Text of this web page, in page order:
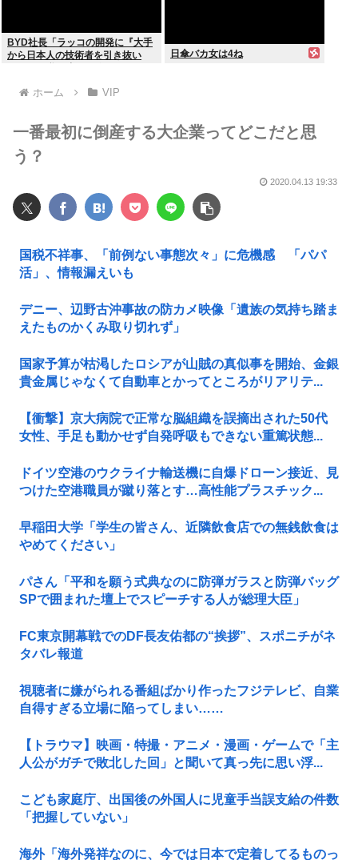
BYD社長「ラッコの開発に『大手
から日本人の技術者を引き抜い
日傘バカ女は4ね
ホーム VIP
一番最初に倒産する大企業ってどこだと思
う？
2020.04.13 19:33
国税不祥事、「前例ない事態次々」に危機感 「パパ
活」、情報漏えいも
デニー、辺野古沖事故の防カメ映像「遺族の気持ち踏ま
えたものかくみ取り切れず」
国家予算が枯渇したロシアが山賊の真似事を開始、金銀
貴金属じゃなくて自動車とかってところがリアリテ...
【衝撃】京大病院で正常な脳組織を誤摘出された50代
女性、手足も動かせず自発呼吸もできない重篤状態...
ドイツ空港のウクライナ輸送機に自爆ドローン接近、見
つけた空港職員が蹴り落とす…高性能プラスチック...
早稲田大学「学生の皆さん、近隣飲食店での無銭飲食は
やめてください」
パさん「平和を願う式典なのに防弾ガラスと防弾バッグ
SPで囲まれた壇上でスピーチする人が総理大臣」
FC東京開幕戦でのDF長友佑都の“挨拶”、スポニチがネ
タバレ報道
視聴者に嫌がられる番組ばかり作ったフジテレビ、自業
自得すぎる立場に陥ってしまい……
【トラウマ】映画・特撮・アニメ・漫画・ゲームで「主
人公がガチで敗北した回」と聞いて真っ先に思い浮...
こども家庭庁、出国後の外国人に児童手当誤支給の件数
「把握していない」
海外「海外発祥なのに、今では日本で定着してるものっ